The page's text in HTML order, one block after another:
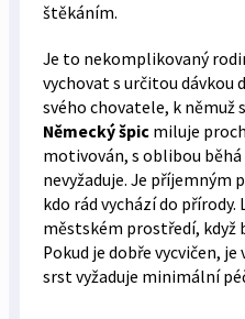
štěkáním.
Je to nekomplikovaný
vychovat s určitou dávkou
svého chovatele, k němuž
Německý špicmiluje
motivován, s oblibou
nevyžaduje. Je příjemným
kdo rád vychází do
městském prostředí, když
Pokud je dobře vycvičen,
srst vyžaduje minimální